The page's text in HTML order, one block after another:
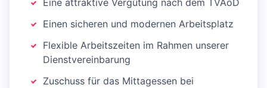
Eine attraktive Vergütung nach dem TVAöD
Einen sicheren und modernen Arbeitsplatz
Flexible Arbeitszeiten im Rahmen unserer
Dienstvereinbarung
Zuschuss für das Mittagessen bei